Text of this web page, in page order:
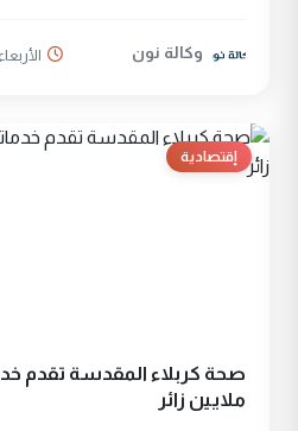
وكالة نون الأربعاء 02 كانون الأول 2015
إقتصادية
صحة كربلاء المقدسة تقدم
ملايين زائر